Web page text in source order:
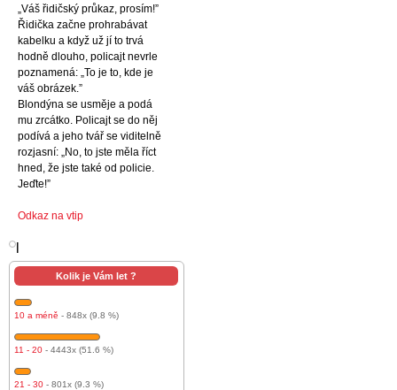
„Váš řidičský průkaz, prosím!”
Řidička začne prohrabávat
kabelku a když už jí to trvá
hodně dlouho, policajt nevrle
poznamená: „To je to, kde je
váš obrázek.”
Blondýna se usměje a podá
mu zrcátko. Policajt se do něj
podívá a jeho tvář se viditelně
rozjasní: „No, to jste měla říct
hned, že jste také od policie.
Jeďte!”
Odkaz na vtip
Kolik je Vám let ?
10 a méně - 848x (9.8 %)
11 - 20 - 4443x (51.6 %)
21 - 30 - 801x (9.3 %)